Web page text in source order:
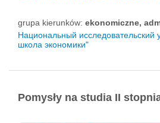
grupa kierunków: ekonomiczne,
Национальный исследовательский
школа экономики"
Pomysły na studia II